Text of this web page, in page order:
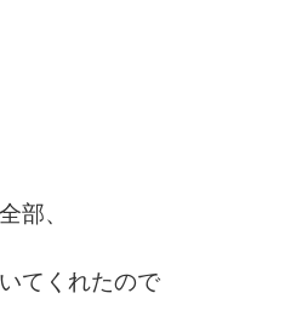
部、
てくれたので